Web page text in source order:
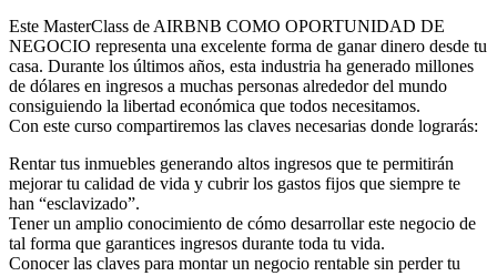
Este MasterClass de AIRBNB COMO OPORTUNIDAD DE
NEGOCIO representa una excelente forma de ganar dinero desde tu
casa. Durante los últimos años, esta industria ha generado millones
de dólares en ingresos a muchas personas alrededor del mundo
consiguiendo la libertad económica que todos necesitamos.
Con este curso compartiremos las claves necesarias donde lograrás:
Rentar tus inmuebles generando altos ingresos que te permitirán
mejorar tu calidad de vida y cubrir los gastos fijos que siempre te
han “esclavizado”.
Tener un amplio conocimiento de cómo desarrollar este negocio de
tal forma que garantices ingresos durante toda tu vida.
Conocer las claves para montar un negocio rentable sin perder tu